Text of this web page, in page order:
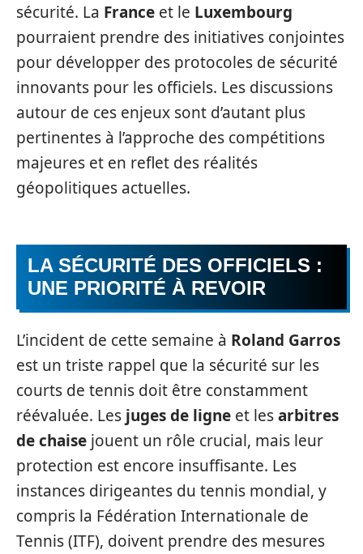
sécurité. La France et le Luxembourg
pourraient prendre des initiatives conjointes
pour développer des protocoles de sécurité
innovants pour les officiels. Les discussions
autour de ces enjeux sont d’autant plus
pertinentes à l’approche des compétitions
majeures et en reflet des réalités
géopolitiques actuelles.
LA SÉCURITÉ DES OFFICIELS :
UNE PRIORITÉ À REVOIR
L’incident de cette semaine à Roland Garros
est un triste rappel que la sécurité sur les
courts de tennis doit être constamment
réévaluée. Les juges de ligne et lesarbitres
de chaise jouent un rôle crucial, mais leur
protection est encore insuffisante. Les
instances dirigeantes du tennis mondial, y
compris la Fédération Internationale de
Tennis (ITF), doivent prendre des mesures